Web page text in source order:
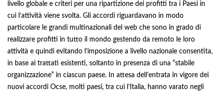
livello globale e criteri per una ripartizione dei profitti tra i Paesi in
cui l’attività viene svolta. Gli accordi riguardavano in modo
particolare le grandi multinazionali del web che sono in grado di
realizzare profitti in tutto il mondo gestendo da remoto le loro
attività e quindi evitando l’imposizione a livello nazionale consentita,
in base ai trattati esistenti, soltanto in presenza di una “stabile
organizzazione” in ciascun paese. In attesa dell’entrata in vigore dei
nuovi accordi Ocse, molti paesi, tra cui l’Italia, hanno varato negli